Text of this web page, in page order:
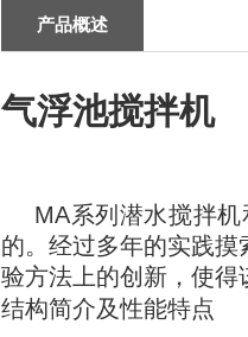
产品概述
气浮池搅拌机
MA系列潜水搅拌
的。经过多年的实践
验方法上的创新，使
结构简介及性能特点